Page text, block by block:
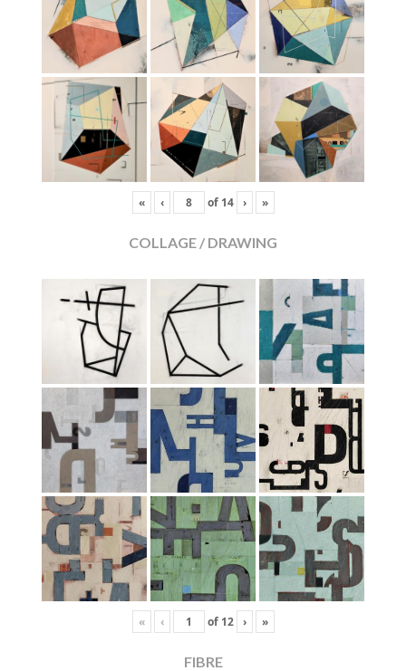
« ‹ of 14 › »
COLLAGE / DRAWING
« ‹ of 12 › »
FIBRE